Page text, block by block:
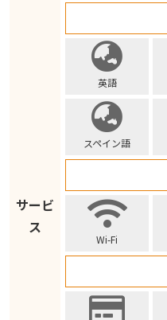
サービ
ス
英語
スペイン語
Wi-Fi